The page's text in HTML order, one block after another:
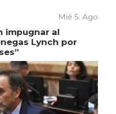
Mié 5. Ago
impugnar al
Lynch por